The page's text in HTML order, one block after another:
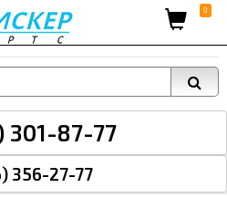
0
301-87-77
356-27-77